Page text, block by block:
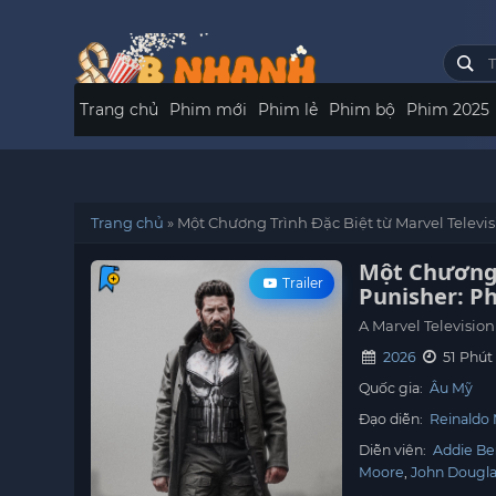
Trang chủ Phim mới Phim lẻ Phim bộ Phim 2025
Trang chủ » Một Chương Trình Đặc Biệt từ Marvel
Trailer
Một
Punisher:
A Marvel
2026
51 Phút
Quốc gia: Âu Mỹ
Đạo diễn: Reinaldo
Diễn viên: Addie
Moore John